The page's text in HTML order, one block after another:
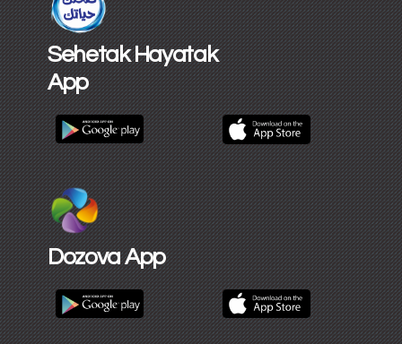
Sehetak Hayatak
App
Dozova App​